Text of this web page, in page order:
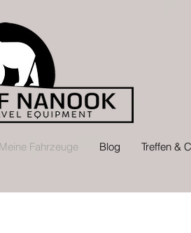
Meine Fahrzeuge Blog Treffen &